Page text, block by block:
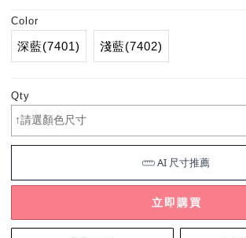
Color
深藍(7401) 淺藍(7402)
Qty
立即購買